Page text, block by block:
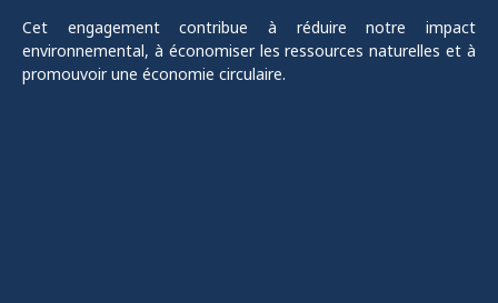
Cet engagement contribue à réduire notre impact
environnemental, à économiser les ressources naturelles et à
promouvoir une économie circulaire.